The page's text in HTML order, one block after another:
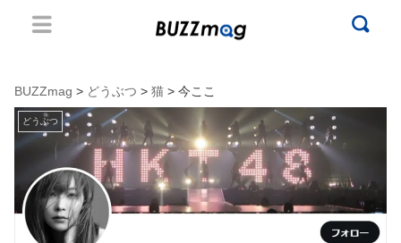
BUZZmag > どうぶつ > 猫 > 今ここ
どうぶつ